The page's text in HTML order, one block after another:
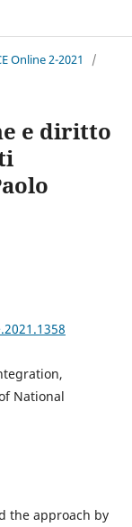
Online 2-2021
/
e diritto
National
the approach by